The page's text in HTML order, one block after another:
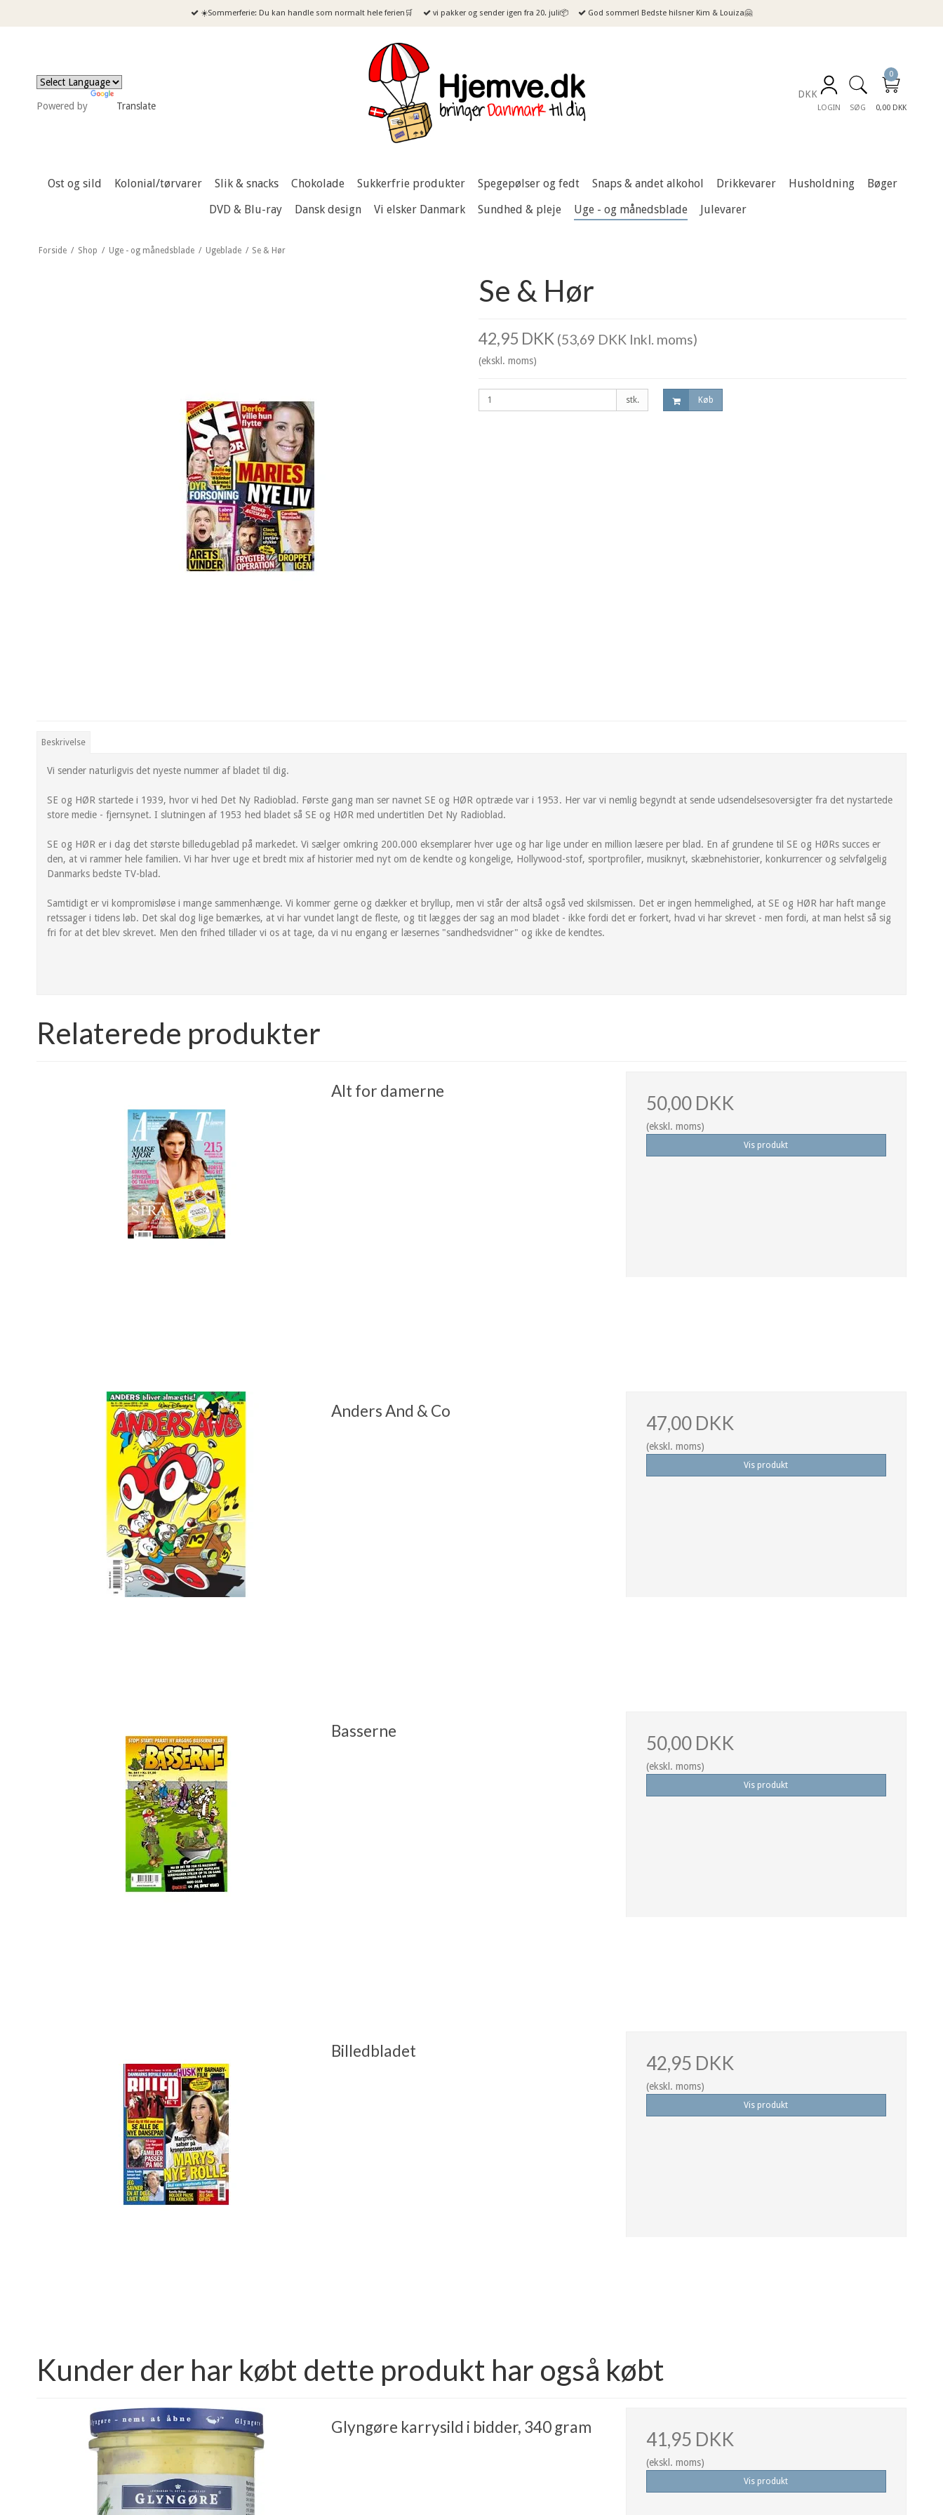
☀️Sommerferie: Du kan handle som normalt hele ferien🛒 vi pakker og sender igen fra 20. juli📦 God sommer! Bedste hilsner Kim & Louiza🤗
Powered by Translate
DKK
LOGIN SØG
0
0,00 DKK
Ost og sild Kolonial/tørvarer Slik & snacks Chokolade Sukkerfrie produkter Spegepølser og fedt Snaps & andet alkohol Drikkevarer Husholdning
Bøger
DVD & Blu-ray
Dansk design Vi elsker Danmark Sundhed & pleje Uge - og månedsblade Julevarer
Forside / Shop / Uge - og månedsblade / Ugeblade / Se & Hør
Se & Hør
42,95 DKK (53,69 DKK Inkl. moms)
(ekskl. moms)
stk. Køb
Beskrivelse
Vi sender naturligvis det nyeste nummer af bladet til dig.
SE og HØR startede i 1939, hvor vi hed Det Ny Radioblad. Første gang man ser navnet SE og HØR optræde var i 1953. Her var vi nemlig begyndt at sende udsendelsesoversigter fra det nystartede
store medie - fjernsynet. I slutningen af 1953 hed bladet så SE og HØR med undertitlen Det Ny Radioblad.
SE og HØR er i dag det største billedugeblad på markedet. Vi sælger omkring 200.000 eksemplarer hver uge og har lige under en million læsere per blad. En af grundene til SE og HØRs succes er
den, at vi rammer hele familien. Vi har hver uge et bredt mix af historier med nyt om de kendte og kongelige, Hollywood-stof, sportprofiler, musiknyt, skæbnehistorier, konkurrencer og selvfølgelig
Danmarks bedste TV-blad.
Samtidigt er vi kompromisløse i mange sammenhænge. Vi kommer gerne og dækker et bryllup, men vi står der altså også ved skilsmissen. Det er ingen hemmelighed, at SE og HØR har haft mange
retssager i tidens løb. Det skal dog lige bemærkes, at vi har vundet langt de fleste, og tit lægges der sag an mod bladet - ikke fordi det er forkert, hvad vi har skrevet - men fordi, at man helst så sig
fri for at det blev skrevet. Men den frihed tillader vi os at tage, da vi nu engang er læsernes "sandhedsvidner" og ikke de kendtes.
Relaterede produkter
Alt for damerne
50,00 DKK
(ekskl. moms)
Vis produkt
Anders And & Co
47,00 DKK
(ekskl. moms)
Vis produkt
Basserne
50,00 DKK
(ekskl. moms)
Vis produkt
Billedbladet
42,95 DKK
(ekskl. moms)
Vis produkt
Kunder der har købt dette produkt har også købt
Glyngøre karrysild i bidder, 340 gram
41,95 DKK
(ekskl. moms)
Vis produkt